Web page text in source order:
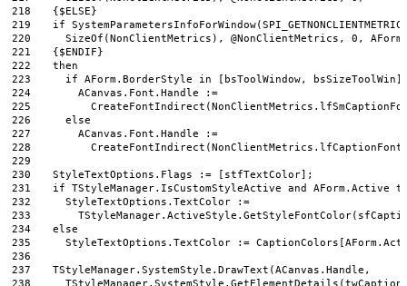
218
219
220
221
222
223
224
225
226
227
228
229
230
231
232
233
234
235
236
237
{ $ ELSE }
if
SystemParametersInfoForWindow(
SizeOf ( NonClientMetrics ) , @NonClientMetrics , 0 , AForm
{ $ ENDIF }
then
if
AForm. BorderStyle in bsToolWindow, bsSizeToolWin
ACanvas . Font . Handle : =
CreateFontIndirect ( NonClientMetrics .
else
ACanvas . Font . Handle : =
CreateFontIndirect ( NonClientMetrics . lfCaptionFont
StyleTextOptions . Flags : = stfTextColor
;
if
TStyleManager. IsCustomStyleActive and AForm. Active
StyleTextOptions . TextColor : =
TStyleManager. ActiveStyle . GetStyleFontColor(
else
StyleTextOptions . TextColor : = CaptionColors AForm.
TStyleManager. SystemStyle . DrawText ( ACanvas . Handle ,